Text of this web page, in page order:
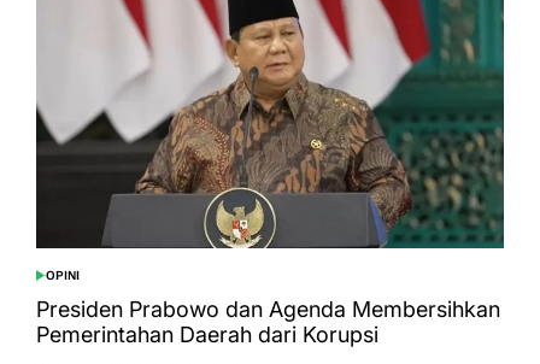
POSTED
IN
OPINI
Presiden Prabowo dan Agenda Membersihkan
Pemerintahan Daerah dari Korupsi